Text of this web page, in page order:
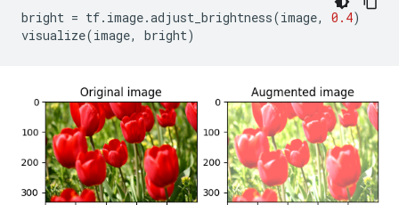
bright = tf. image.adjust_brightness(image, 0.4)
visualize(image, bright)